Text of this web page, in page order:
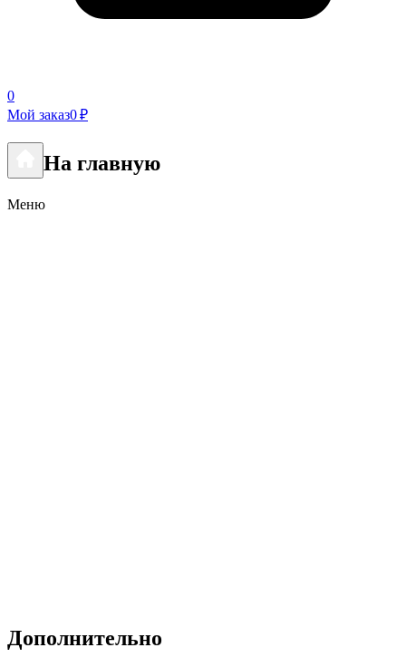
0
Мой заказ0 ₽
На главную
Меню
Дополнительно